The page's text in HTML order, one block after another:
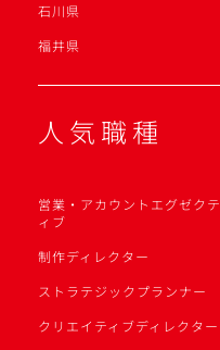
石川県
福井県
人気職種
営業・アカウントエグゼクテ
ィブ
制作ディレクター
ストラテジックプランナー
クリエイティブディレクター